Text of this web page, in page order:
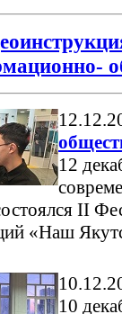
12
II
«Наш
10